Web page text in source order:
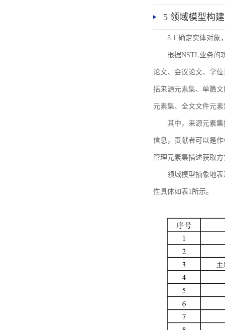
5 领域模型构建
5.1 确定实体对象
根据NSTL业务的
论文、会议论文、学
括来源元素集、单篇
元素集、全文文件元
其中，来源元素
信息，贡献者可以是
管理元素集描述获取
领域模型抽象地
性具体如表1所示。